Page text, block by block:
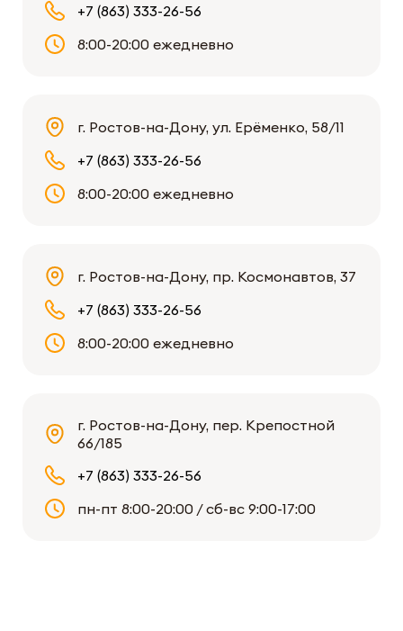
+7 (863) 333-26-56
8:00-20:00 ежедневно
г. Ростов-на-Дону, ул. Ерёменко, 58/11
+7 (863) 333-26-56
8:00-20:00 ежедневно
г. Ростов-на-Дону, пр. Космонавтов, 37
+7 (863) 333-26-56
8:00-20:00 ежедневно
г. Ростов-на-Дону, пер. Крепостной
66/185
+7 (863) 333-26-56
пн-пт 8:00-20:00 / сб-вс 9:00-17:00